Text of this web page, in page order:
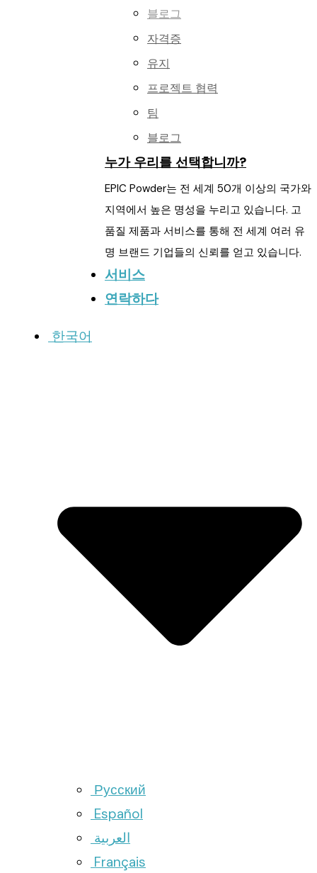
블로그
자격증
유지
프로젝트 협력
팀
블로그
누가 우리를 선택합니까?
EPIC Powder는 전 세계 50개 이상의 국가와
지역에서 높은 명성을 누리고 있습니다. 고
품질 제품과 서비스를 통해 전 세계 여러 유
명 브랜드 기업들의 신뢰를 얻고 있습니다.
서비스
연락하다
한국어
Русский
Español
العربية
Français